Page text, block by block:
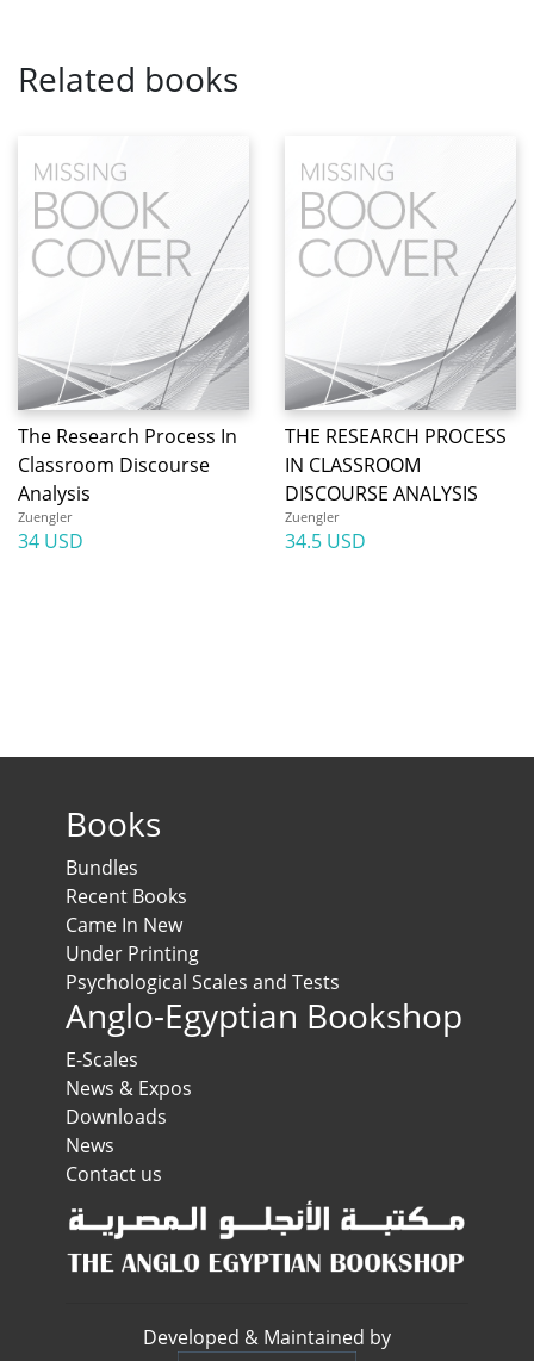
Related books
The Research Process In
Classroom Discourse
Analysis
Zuengler
34 USD
THE RESEARCH PROCESS
IN CLASSROOM
DISCOURSE ANALYSIS
Zuengler
34.5 USD
Books
Bundles
Recent Books
Came In New
Under Printing
Psychological Scales and Tests
Anglo-Egyptian Bookshop
E-Scales
News & Expos
Downloads
News
Contact us
Developed & Maintained by